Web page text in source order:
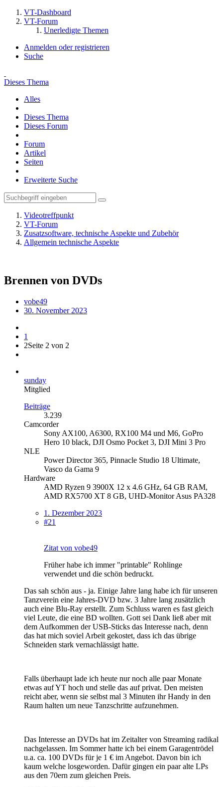
VT-Dashboard
VT-Forum
Unerledigte Themen
Anmelden oder registrieren
Suche
Dieses Thema
Alles
Dieses Thema
Dieses Forum
Forum
Artikel
Seiten
Erweiterte Suche
Videotreffpunkt
VT-Forum
Zusatzsoftware, technische Aspekte und Zubehör
Allgemein technische Aspekte
Brennen von DVDs
vobe49
30. November 2023
1
2Seite 2 von 2
sunday
Mitglied
Beiträge
3.239
Camcorder
Sony AX100, A6300, RX100 M4 und M6, GoPro
Hero 10 black, DJI Osmo Pocket 3, DJI Mini 3 Pro
NLE
Power Director 365, Pinnacle Studio 18 Ultimate,
Vasco da Gama 9
Hardware
AMD Ryzen 9 3900X 12 x 4.6 GHz, 64 GB RAM,
AMD RX5700 XT 8 GB, UHD-Monitor Asus PA328
1. Dezember 2023
#21
Zitat von vobe49
Früher habe ich immer "printable" Rohlinge
verwendet und die schön bedruckt.
Das sah schön aus - ja. Einige Jahre lang habe ich für unseren
Tanzverein eine Jahres-DVD bzw. 3 Jahre lang zusätzlich
auch eine Blu-Ray erstellt. Zum Schluss waren es fast gleich
viel Leute, die eine BD wollten. Gott sei Dank ließ aber mit
dem Aufkommen der USB-Sticks das Interesse nach, denn
das hat mich soviel Arbeit gekostet, dass ich das übrige
Schneiden stark vernachlässigt hatte.
Falls überhaupt lade ich heute nur noch alle paar Monate
etwas auf YT hoch und stelle das auf privat. Den meisten
reicht aber, wenn sie selbst mal 3 Minuten ihr Handy in den
Raum halten um neue Tanzschritte aufzunehmen.
Das Interesse an DVDs hat im Zeitalter von Streaming radikal
nachgelassen. Im Sommer hatte ich bei einem Garagentrödel
u.a. ca. 100 DVDs für je 1 € im Angebot. Davon bin ich
kaum welche losgeworden. Dafür gingen ein paar alte LPs
aus den 70ern zum gleichen Preis.